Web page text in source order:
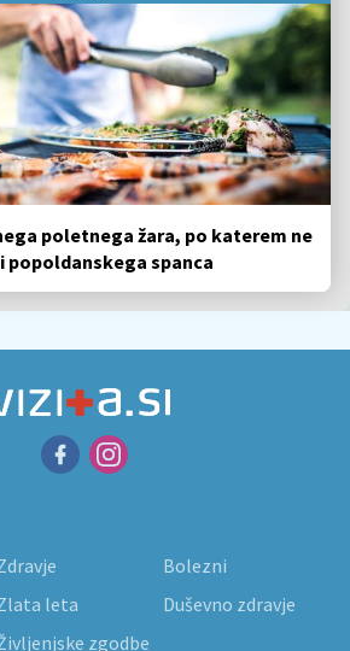
poletnega žara, po katerem ne
spanca
Bolezni
leta
Duševno zdravje
zgodbe